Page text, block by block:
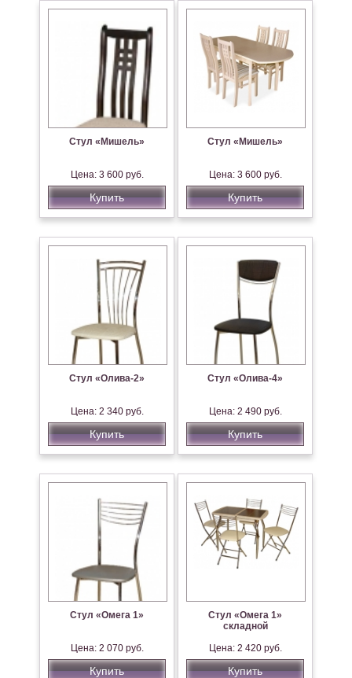
Стул «Мишель»
Цена: 3 600 руб.
Купить
Стул «Мишель»
Цена: 3 600 руб.
Купить
Стул «Олива-2»
Цена: 2 340 руб.
Купить
Стул «Олива-4»
Цена: 2 490 руб.
Купить
Стул «Омега 1»
Цена: 2 070 руб.
Купить
Стул «Омега 1»
складной
Цена: 2 420 руб.
Купить